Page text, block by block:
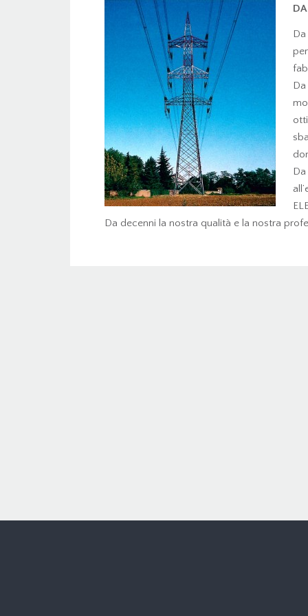
Da decenni la nostra qualità e la nostra